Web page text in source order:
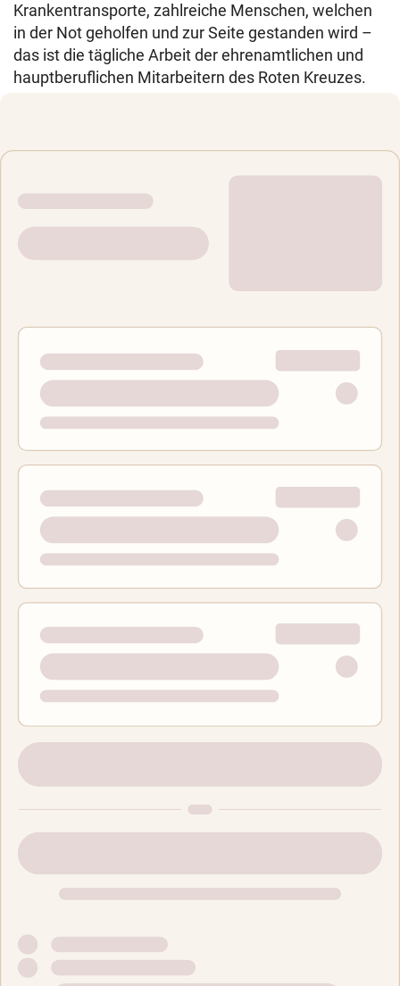
Krankentransporte, zahlreiche Menschen, welchen
in der Not geholfen und zur Seite gestanden wird –
das ist die tägliche Arbeit der ehrenamtlichen und
hauptberuflichen Mitarbeitern des Roten Kreuzes.